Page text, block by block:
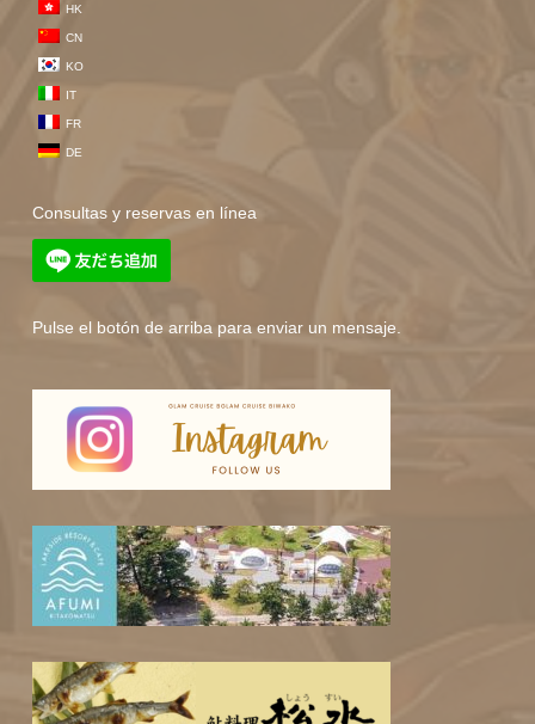
HK
CN
KO
IT
FR
DE
Consultas y reservas en línea
Pulse el botón de arriba para enviar un mensaje.